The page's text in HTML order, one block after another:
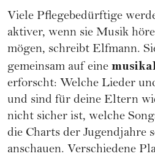
Viele Pflegebedürftige
aktiver, wenn sie Musik
mögen, schreibt Elfmann.
gemeinsam auf eine
erforscht: Welche Lieder
und sind für deine Eltern
nicht sicher ist, welche
die Charts der Jugendjahre
anschauen. Verschiedene